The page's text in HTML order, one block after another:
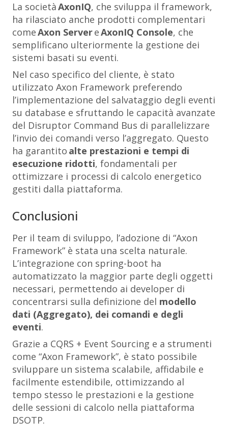
La societàAxonIQ, che sviluppa il framework,
ha rilasciato anche prodotti complementari
comeAxon ServereAxonIQ Console, che
semplificano ulteriormente la gestione dei
sistemi basati su eventi.
Nel caso specifico del cliente, è stato
utilizzato Axon Framework preferendo
l’implementazione del salvataggio degli eventi
su database e sfruttando le capacità avanzate
del Disruptor Command Bus di parallelizzare
l’invio dei comandi verso l’aggregato. Questo
ha garantito alte prestazioni e tempi di
esecuzione ridotti, fondamentali per
ottimizzare i processi di calcolo energetico
gestiti dalla piattaforma.
Conclusioni
Per il team di sviluppo, l’adozione di “Axon
Framework” è stata una scelta naturale.
L’integrazione con spring-boot ha
automatizzato la maggior parte degli oggetti
necessari, permettendo ai developer di
concentrarsi sulla definizione del modello
dati (Aggregato), dei comandi e degli
eventi.
Grazie a CQRS + Event Sourcing e a strumenti
come “Axon Framework”, è stato possibile
sviluppare un sistema scalabile, affidabile e
facilmente estendibile, ottimizzando al
tempo stesso le prestazioni e la gestione
delle sessioni di calcolo nella piattaforma
DSOTP.